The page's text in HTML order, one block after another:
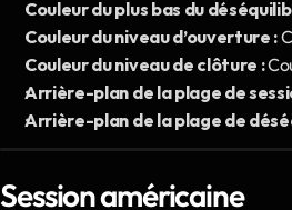
Couleur du plus bas du
Couleur du niveau d’ouverture :
Couleur du niveau de clôture :
Arrière-plan de la plage de
Arrière-plan de la plage de
Session américaine